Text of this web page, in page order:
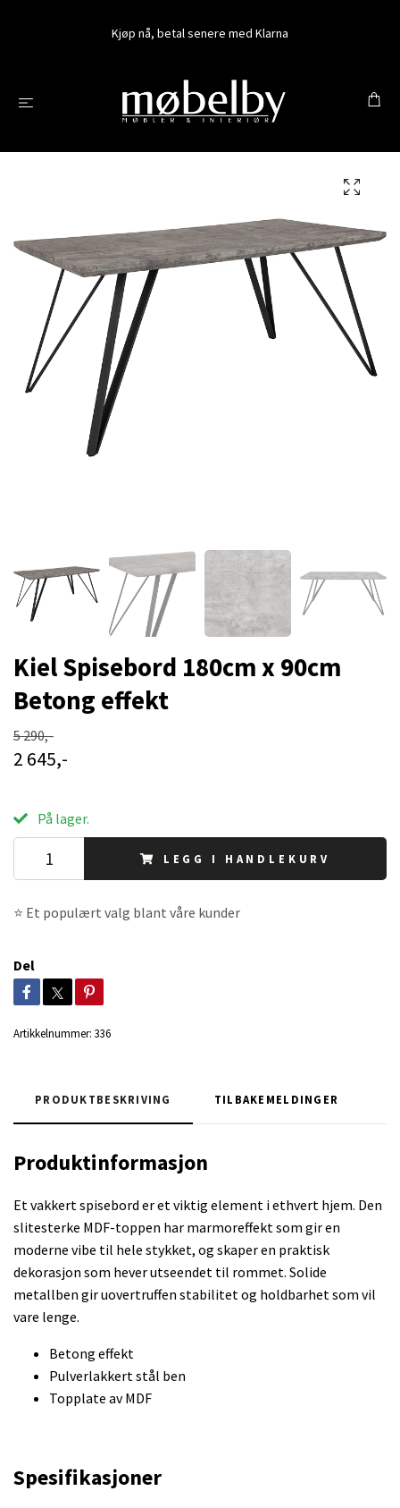
Kjøp nå, betal senere med Klarna
Kiel Spisebord 180cm x 90cm
Betong effekt
5 290,-
2 645,-
På lager.
LEGG I HANDLEKURV
⭐ Et populært valg blant våre kunder
Del
Artikkelnummer: 336
PRODUKTBESKRIVING TILBAKEMELDINGER
Produktinformasjon
Et vakkert spisebord er et viktig element i ethvert hjem. Den
slitesterke MDF-toppen har marmoreffekt som gir en
moderne vibe til hele stykket, og skaper en praktisk
dekorasjon som hever utseendet til rommet. Solide
metallben gir uovertruffen stabilitet og holdbarhet som vil
vare lenge.
Betong effekt
Pulverlakkert stål ben
Topplate av MDF
Spesifikasjoner